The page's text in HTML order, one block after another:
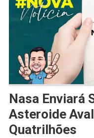
Nasa Enviará
Asteroide
Quatrilhões